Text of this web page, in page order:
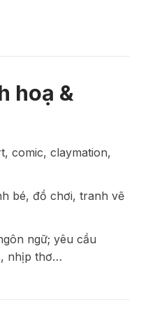
hoạ &
comic, claymation,
bé, đồ chơi, tranh vẽ
ngữ; yêu cầu
nhịp thơ…